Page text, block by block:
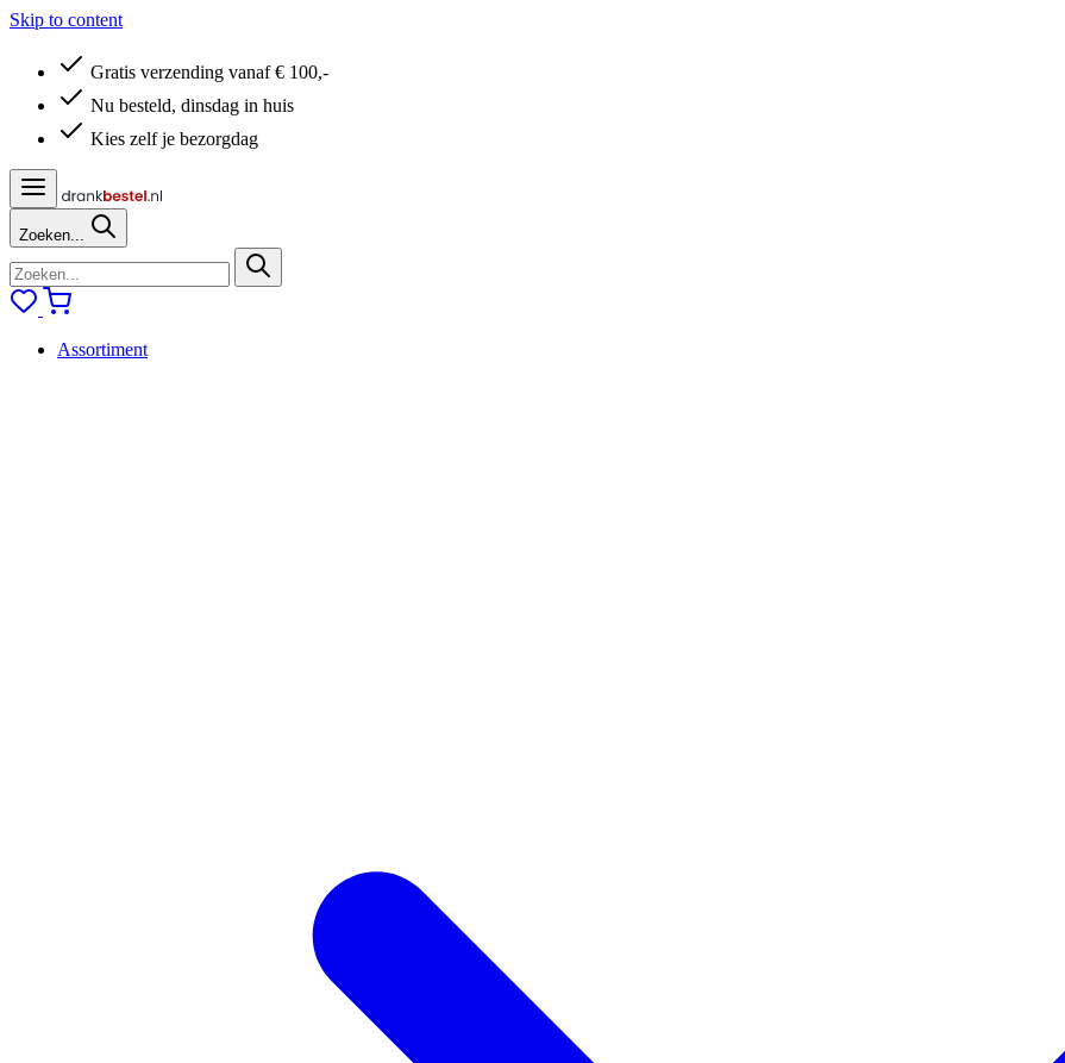
Skip to content
Gratis verzending vanaf € 100,-
Nu besteld, dinsdag in huis
Kies zelf je bezorgdag
Zoeken...
Assortiment